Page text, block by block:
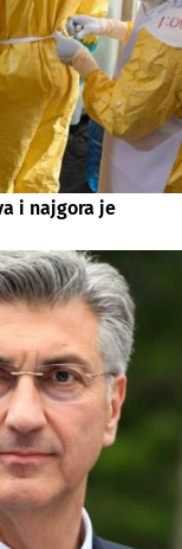
i najgora je